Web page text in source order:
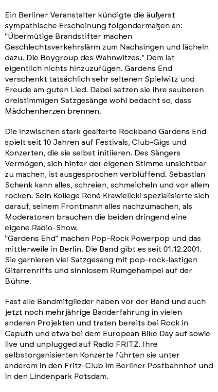
Ein Berliner Veranstalter kündigte die äußerst
sympathische Erscheinung folgendermaßen an:
"Übermütige Brandstifter machen
Geschlechtsverkehrslärm zum Nachsingen und lächeln
dazu. Die Boygroup des Wahnwitzes." Dem ist
eigentlich nichts hinzuzufügen. Gardens End
verschenkt tatsächlich sehr seltenen Spielwitz und
Freude am guten Lied. Dabei setzen sie ihre sauberen
dreistimmigen Satzgesänge wohl bedacht so, dass
Mädchenherzen brennen.
Die inzwischen stark gealterte Rockband Gardens End
spielt seit 10 Jahren auf Festivals, Club-Gigs und
Konzerten, die sie selbst initiieren. Des Sängers
Vermögen, sich hinter der eigenen Stimme unsichtbar
zu machen, ist ausgesprochen verblüffend. Sebastian
Schenk kann alles, schreien, schmeicheln und vor allem
rocken. Sein Kollege René Krawielicki spezialisierte sich
darauf, seinem Frontmann alles nachzumachen, als
Moderatoren brauchen die beiden dringend eine
eigene Radio-Show.
"Gardens End" machen Pop-Rock Powerpop und das
mittlerweile in Berlin. Die Band gibt es seit 01.12.2001.
Sie garnieren viel Satzgesang mit pop-rock-lastigen
Gitarrenriffs und sinnlosem Rumgehampel auf der
Bühne.
Fast alle Bandmitglieder haben vor der Band und auch
jetzt noch mehrjährige Banderfahrung in vielen
anderen Projekten und traten bereits bei Rock in
Caputh und etwa bei dem European Bike Day auf sowie
live und unplugged auf Radio FRITZ. Ihre
selbstorganisierten Konzerte führten sie unter
anderem in den Fritz-Club im Berliner Postbahnhof und
in den Lindenpark Potsdam.